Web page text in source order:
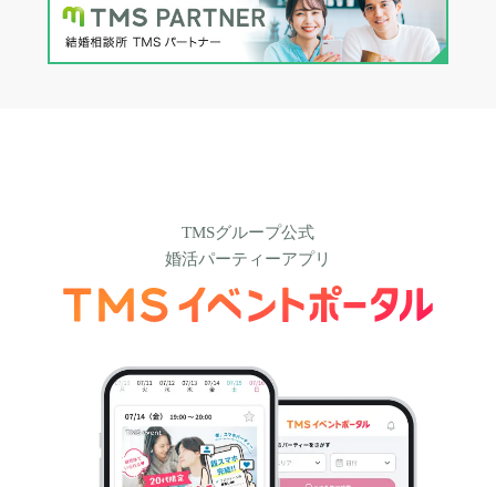
TMSグループ公式
婚活パーティーアプリ